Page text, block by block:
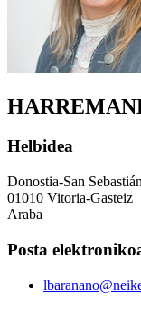
Helbidea
Donostia-San
01010 Vitoria-Gasteiz
Araba
Posta